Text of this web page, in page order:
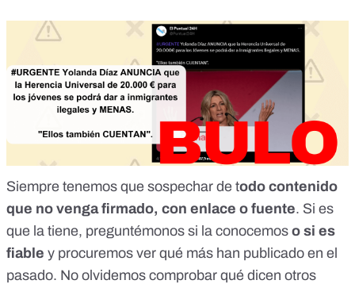
Siempre tenemos que sospechar de todo contenido
que no venga firmado, con enlace o fuente. Si es
que la tiene, preguntémonos si la conocemos o si es
fiable y procuremos ver qué más han publicado en el
pasado. No olvidemos comprobar qué dicen otros